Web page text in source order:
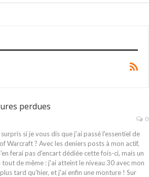
perdues
0
si je vous dis que j'ai passé l'essentiel de
Warcraft ? Avec les deniers posts à mon actif,
ferai pas d'encart dédiée cette fois-ci, mais un
de même : j'ai atteint le niveau 30 avec mon
tard qu'hier, et j'ai enfin une monture ! Sur